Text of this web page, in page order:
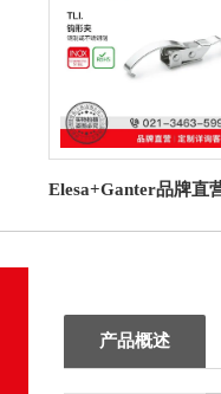
Elesa+Ganter品牌直
TLI. 钩形夹 钢制
产品概述